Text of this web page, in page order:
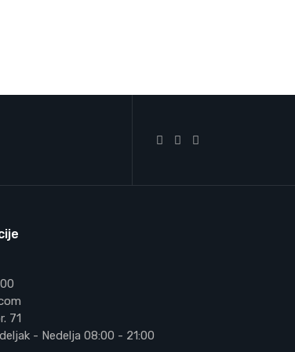
71
- Nedelja 08:00 - 21:00